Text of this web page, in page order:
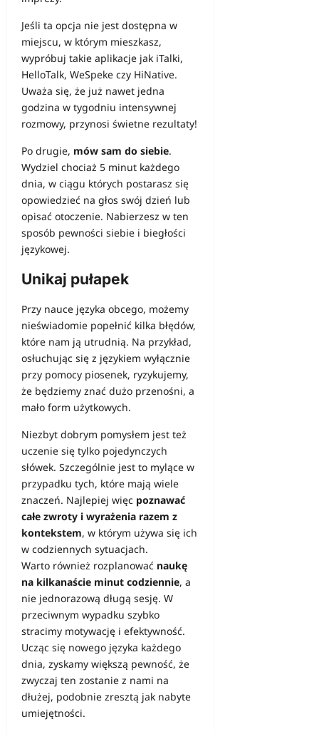
Jeśli ta opcja nie jest dostępna w
miejscu, w którym mieszkasz,
wypróbuj takie aplikacje jak iTalki,
HelloTalk, WeSpeke czy HiNative.
Uważa się, że już nawet jedna
godzina w tygodniu intensywnej
rozmowy, przynosi świetne rezultaty!
Po drugie, mów sam do siebie.
Wydziel chociaż 5 minut każdego
dnia, w ciągu których postarasz się
opowiedzieć na głos swój dzień lub
opisać otoczenie. Nabierzesz w ten
sposób pewności siebie i biegłości
językowej.
Unikaj pułapek
Przy nauce języka obcego, możemy
nieświadomie popełnić kilka błędów,
które nam ją utrudnią. Na przykład,
osłuchując się z językiem wyłącznie
przy pomocy piosenek, ryzykujemy,
że będziemy znać dużo przenośni, a
mało form użytkowych.
Niezbyt dobrym pomysłem jest też
uczenie się tylko pojedynczych
słówek. Szczególnie jest to mylące w
przypadku tych, które mają wiele
znaczeń. Najlepiej więc poznawać
całe zwroty i wyrażenia razem z
kontekstem, w którym używa się ich
w codziennych sytuacjach.
Warto również rozplanować naukę
na kilkanaście minut codziennie, a
nie jednorazową długą sesję. W
przeciwnym wypadku szybko
stracimy motywację i efektywność.
Ucząc się nowego języka każdego
dnia, zyskamy większą pewność, że
zwyczaj ten zostanie z nami na
dłużej, podobnie zresztą jak nabyte
umiejętności.